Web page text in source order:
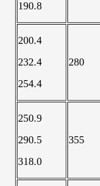
190.8
200.4
232.4
254.4
280
250.9
290.5
318.0
355